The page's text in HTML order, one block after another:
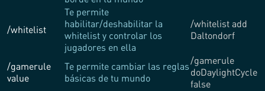
/whitelist
Te permite
habilitar/deshabilitar la
whitelist y controlar los
jugadores en ella
/whitelist add
Daltondorf
/gamerule
value
Te permite cambiar las reglas
básicas de tu mundo
/gamerule
doDaylightCycle
false